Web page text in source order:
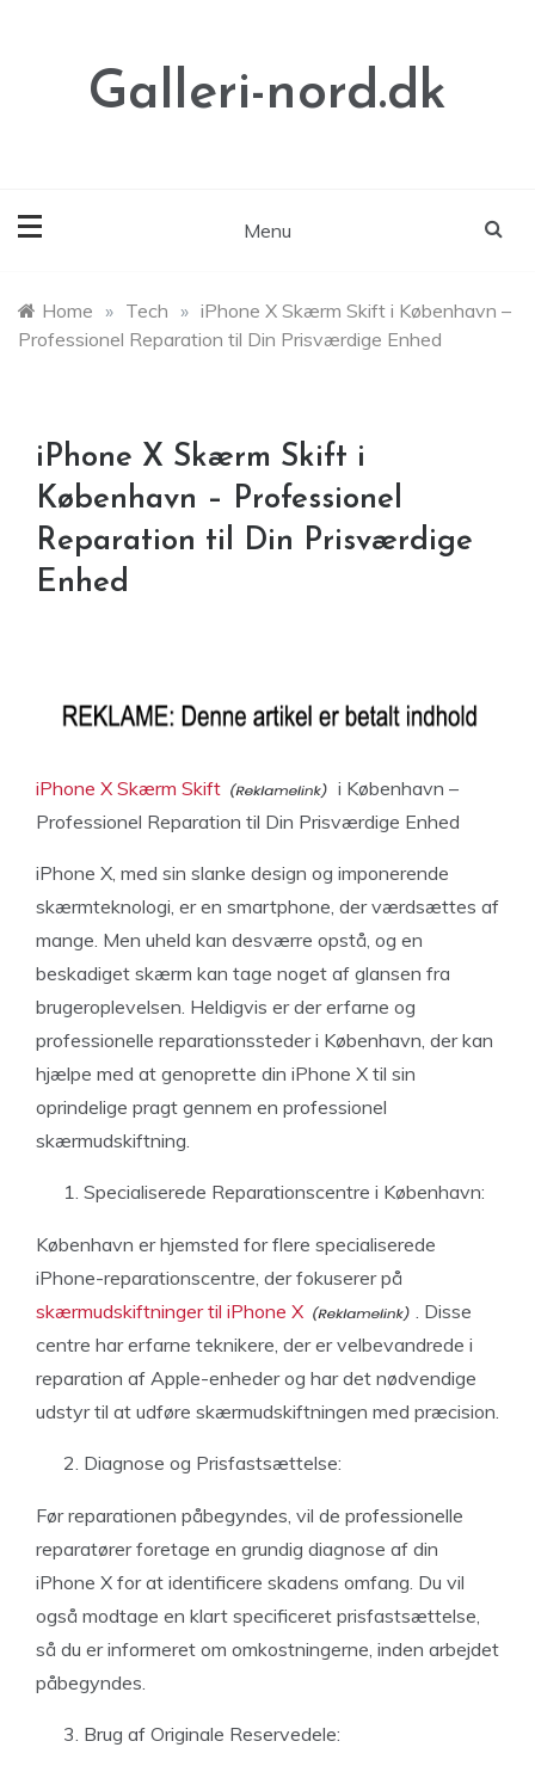
Galleri-nord.dk
Menu
Home » Tech » iPhone X Skærm Skift i København –
Professionel Reparation til Din Prisværdige Enhed
iPhone X Skærm Skift i
København – Professionel
Reparation til Din Prisværdige
Enhed
iPhone X Skærm Skift
i København –
Professionel Reparation til Din Prisværdige Enhed
iPhone X, med sin slanke design og imponerende
skærmteknologi, er en smartphone, der værdsættes af
mange. Men uheld kan desværre opstå, og en
beskadiget skærm kan tage noget af glansen fra
brugeroplevelsen. Heldigvis er der erfarne og
professionelle reparationssteder i København, der kan
hjælpe med at genoprette din iPhone X til sin
oprindelige pragt gennem en professionel
skærmudskiftning.
Specialiserede Reparationscentre i København:
København er hjemsted for flere specialiserede
iPhone-reparationscentre, der fokuserer på
skærmudskiftninger til iPhone X
. Disse
centre har erfarne teknikere, der er velbevandrede i
reparation af Apple-enheder og har det nødvendige
udstyr til at udføre skærmudskiftningen med præcision.
Diagnose og Prisfastsættelse:
Før reparationen påbegyndes, vil de professionelle
reparatører foretage en grundig diagnose af din
iPhone X for at identificere skadens omfang. Du vil
også modtage en klart specificeret prisfastsættelse,
så du er informeret om omkostningerne, inden arbejdet
påbegyndes.
Brug af Originale Reservedele: